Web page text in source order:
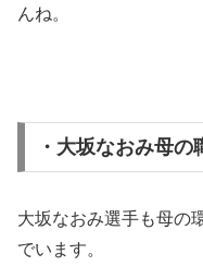
んね。
・大坂なおみ母の
大坂なおみ選手も母の
でいます。